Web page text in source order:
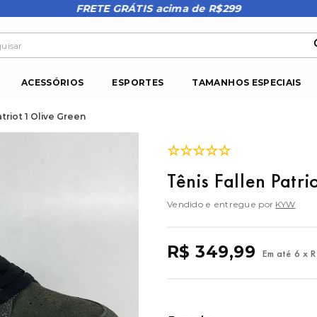
FRETE GRÁTIS acima de R$299
ACESSÓRIOS ESPORTES TAMANHOS ESPECIAIS
1 Olive Green
☆☆☆☆☆
Tênis Fallen
Vendido e entregue por KYW
R$ 349,99 Em até 6 x